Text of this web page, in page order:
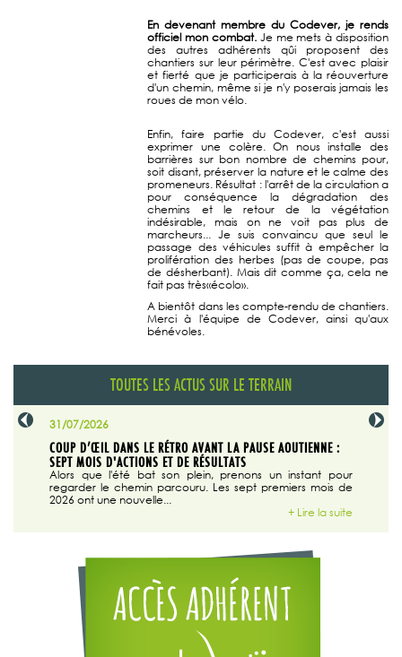
En devenant membre du Codever, je rends
officiel mon combat.Je me mets à disposition
des autres adhérents qûi proposent des
chantiers sur leur périmètre. C'est avec plaisir
et fierté que je participerais à la réouverture
d'un chemin, même si je n'y poserais jamais les
roues de mon vélo.
Enfin, faire partie du Codever, c'est aussi
exprimer une colère. On nous installe des
barrières sur bon nombre de chemins pour,
soit disant, préserver la nature et le calme des
promeneurs. Résultat : l'arrêt de la circulation a
pour conséquence la dégradation des
chemins et le retour de la végétation
indésirable, mais on ne voit pas plus de
marcheurs... Je suis convaincu que seul le
passage des véhicules suffit à empêcher la
prolifération des herbes (pas de coupe, pas
de désherbant). Mais dit comme ça, cela ne
fait pas très«écolo».
A bientôt dans les compte-rendu de chantiers.
Merci à l'équipe de Codever, ainsi qu'aux
bénévoles.
TOUTES LES ACTUS SUR LE TERRAIN
31/07/2026
COUP D’ŒIL DANS LE RÉTRO AVANT LA PAUSE AOUTIENNE :
SEPT MOIS D'ACTIONS ET DE RÉSULTATS
Alors que l'été bat son plein, prenons un instant pour
regarder le chemin parcouru. Les sept premiers mois de
2026 ont une nouvelle...
+ Lire la suite
29/07/